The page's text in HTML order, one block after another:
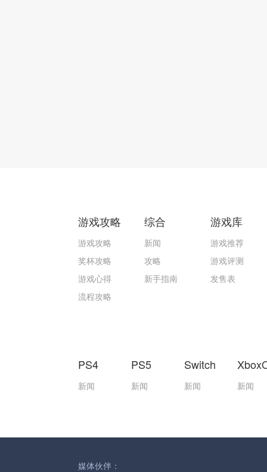
游戏攻略
游戏攻略
奖杯攻略
游戏心得
流程攻略
综合
新闻
攻略
新手指南
游戏库
游戏推荐
游戏评测
发售表
PS4
新闻
PS5
新闻
Switch
新闻 新闻
媒体伙伴：